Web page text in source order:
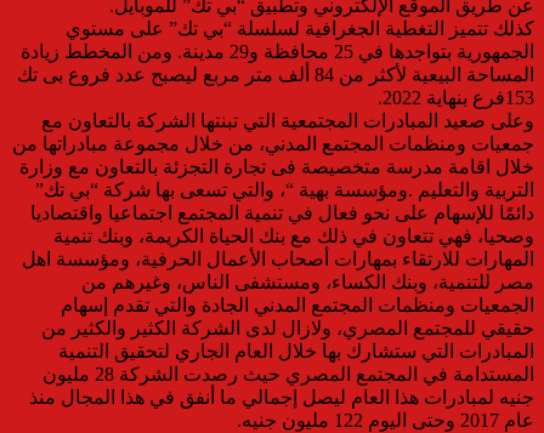
عن طريق الموقع الإلكتروني وتطبيق “بي تك” للموبايل.
كذلك تتميز التغطية الجغرافية لسلسلة “بي تك” على مستوي
الجمهورية بتواجدها في 25 محافظة و29 مدينة. ومن المخطط زيادة
المساحة البيعية لأكثر من 84 ألف متر مربع ليصبح عدد فروع بى تك
153فرع بنهاية 2022.
وعلى صعيد المبادرات المجتمعية التي تبنتها الشركة بالتعاون مع
جمعيات ومنظمات المجتمع المدني، من خلال مجموعة مبادراتها من
خلال اقامة مدرسة متخصيصة فى تجارة التجزئة بالتعاون مع وزارة
التربية والتعليم .ومؤسسة بهية “، والتي تسعى بها شركة “بي تك”
دائمًا للإسهام على نحو فعال في تنمية المجتمع اجتماعيا واقتصاديا
وصحيا، فهي تتعاون في ذلك مع بنك الحياة الكريمة، وبنك تنمية
المهارات للارتقاء بمهارات أصحاب الأعمال الحرفية، ومؤسسة اهل
مصر للتنمية، وبنك الكساء، ومستشفى الناس، وغيرهم من
الجمعيات ومنظمات المجتمع المدني الجادة والتي تقدم إسهام
حقيقي للمجتمع المصري، ولازال لدى الشركة الكثير والكثير من
المبادرات التي ستشارك بها خلال العام الجاري لتحقيق التنمية
المستدامة في المجتمع المصري حيث رصدت الشركة 28 مليون
جنيه لمبادرات هذا العام ليصل إجمالي ما أنفق في هذا المجال منذ
عام 2017 وحتى اليوم 122 مليون جنيه.